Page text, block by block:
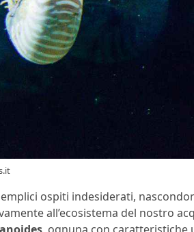
ospiti indesiderati,
all’ecosistema del nostro